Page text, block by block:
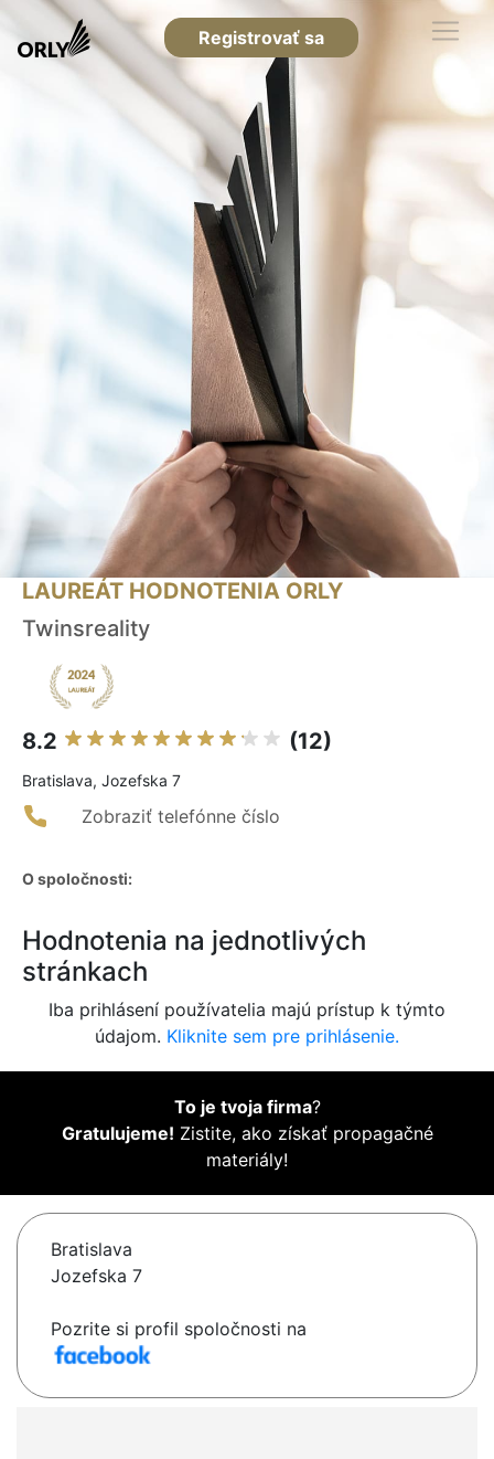
Registrovať sa
LAUREÁT HODNOTENIA ORLY
Twinsreality
8.2 (12)
Bratislava, Jozefska 7
Zobraziť telefónne číslo
O spoločnosti:
Hodnotenia na jednotlivých
stránkach
Iba prihlásení používatelia majú prístup k týmto
údajom. Kliknite sem pre prihlásenie.
To je tvoja firma?
Gratulujeme! Zistite, ako získať propagačné
materiály!
Bratislava
Jozefska 7
Pozrite si profil spoločnosti na